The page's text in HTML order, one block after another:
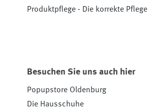
Produktpflege - Die korrekte Pflege
Besuchen Sie uns auch hier
Popupstore Oldenburg
Die Hausschuhe